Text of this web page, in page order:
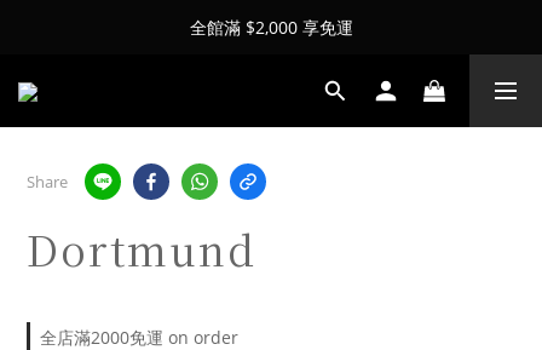
全館滿 $2,000 享免運
Share
Dortmund
全店滿2000免運 on order